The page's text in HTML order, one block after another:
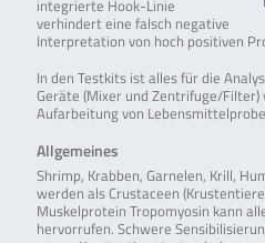
integrierte Hook-Linie
verhindert eine falsch negative
Interpretation von hoch positiven
In den Testkits ist alles für die
Geräte (Mixer und Zentrifuge/Filter)
Aufarbeitung von
Allgemeines
Shrimp, Krabben, Garnelen, Krill,
werden als Crustaceen
Muskelprotein Tropomyosin kann
hervorrufen. Schwere